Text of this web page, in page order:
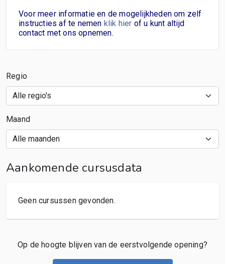
Voor meer informatie en de mogelijkheden om zelf
instructies af te nemen klik hier of u kunt altijd
contact met ons opnemen.
Regio
Maand
Aankomende cursusdata
Geen cursussen gevonden.
Op de hoogte blijven van de eerstvolgende opening?